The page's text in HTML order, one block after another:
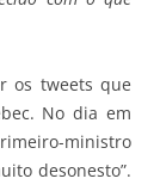
os tweets que
No dia em
ministro
desonesto”.